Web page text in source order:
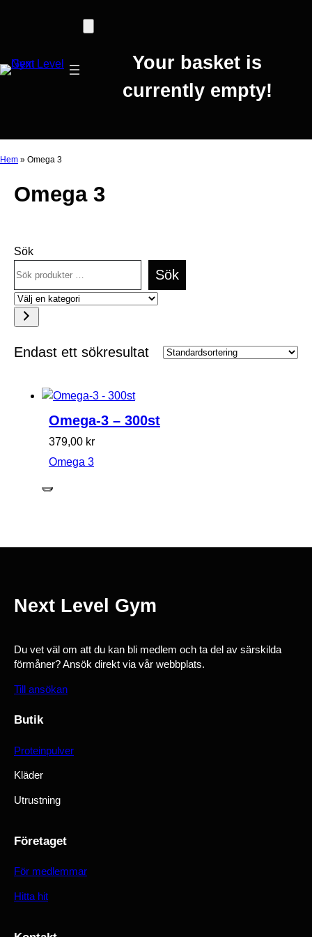
Your basket is
currently empty!
Hem » Omega 3
Omega 3
Sök
Sök
Välj
en
kategori
Endast ett sökresultat
Omega-3 – 300st
379,00 kr
Omega 3
Next Level Gym
Du vet väl om att du kan bli medlem och ta del av särskilda
förmåner? Ansök direkt via vår webbplats.
Till ansökan
Butik
Proteinpulver
Kläder
Utrustning
Företaget
För medlemmar
Hitta hit